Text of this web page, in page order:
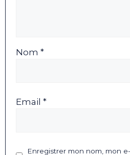
Nom *
Email *
Enregistrer mon nom, mon